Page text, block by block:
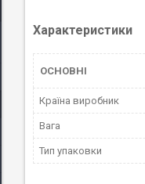
Характеристики
ОСНОВНІ
Країна виробник
Вага
Тип упаковки